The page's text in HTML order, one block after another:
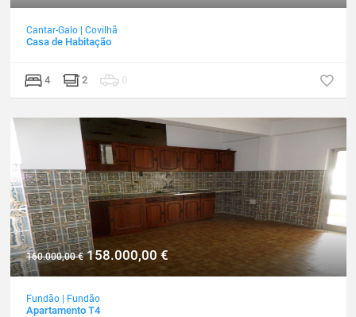
Cantar-Galo | Covilhã
Casa de Habitação
4 2 0
160.000,00€ 158.000,00 €
Fundão | Fundão
Apartamento T4